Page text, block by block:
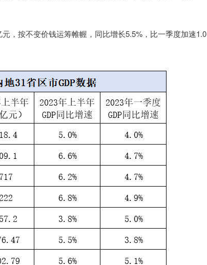
，按不变价钱运筹帷幄，同比增长5.5%，比一季度加速1.0